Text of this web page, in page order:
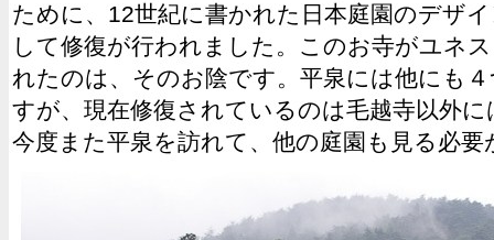
ために、12世紀に書かれた日本庭園のデザ
して修復が行われました。このお寺がユネ
れたのは、そのお陰です。平泉には他にも
すが、現在修復されているのは毛越寺以外
今度また平泉を訪れて、他の庭園も見る必